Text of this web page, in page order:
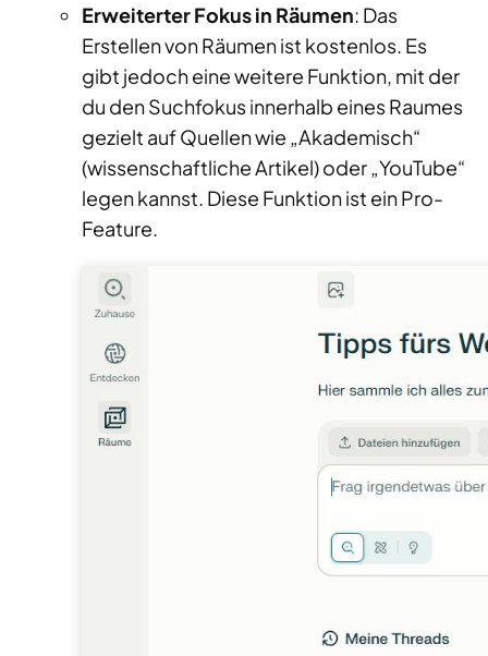
Erweiterter Fokus in Räumen: Das
Erstellen von Räumen ist kostenlos. Es
gibt jedoch eine weitere Funktion, mit der
du den Suchfokus innerhalb eines Raumes
gezielt auf Quellen wie „Akademisch“
(wissenschaftliche Artikel) oder „YouTube“
legen kannst. Diese Funktion ist ein Pro-
Feature.